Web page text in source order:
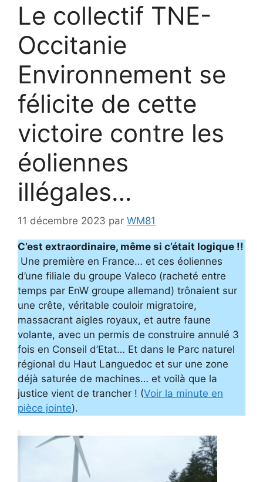
Le collectif TNE-
Occitanie
Environnement se
félicite de cette
victoire contre les
éoliennes
illégales…
11 décembre 2023 par WM81
C’est extraordinaire, même si c’était logique !!
Une première en France… et ces éoliennes
d’une filiale du groupe Valeco (racheté entre
temps par EnW groupe allemand) trônaient sur
une crête, véritable couloir migratoire,
massacrant aigles royaux, et autre faune
volante, avec un permis de construire annulé 3
fois en Conseil d’Etat… Et dans le Parc naturel
régional du Haut Languedoc et sur une zone
déjà saturée de machines… et voilà que la
justice vient de trancher ! (Voir la minute en
pièce jointe).